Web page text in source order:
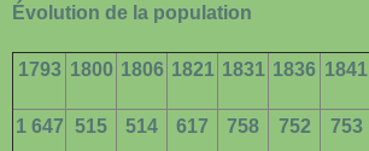
Évolution de la population
1793 1800 1806 1821 1831 1836 1841
1 647 515 514 617 758 752 753